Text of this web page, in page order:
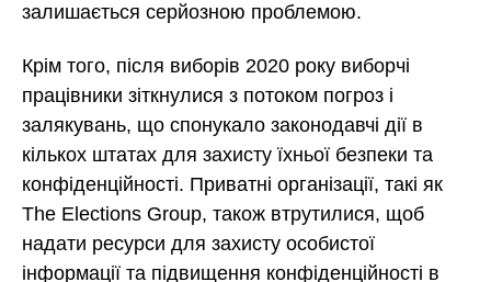
залишається серйозною проблемою.
Крім того, після виборів 2020 року виборчі
працівники зіткнулися з потоком погроз і
залякувань, що спонукало законодавчі дії в
кількох штатах для захисту їхньої безпеки та
конфіденційності. Приватні організації, такі як
The Elections Group, також втрутилися, щоб
надати ресурси для захисту особистої
інформації та підвищення конфіденційності в